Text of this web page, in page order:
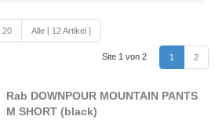
20 Alle [ 12 Artikel ]
Site 1 von 2 1 2
Rab DOWNPOUR MOUNTAIN PANTS
M SHORT (black)